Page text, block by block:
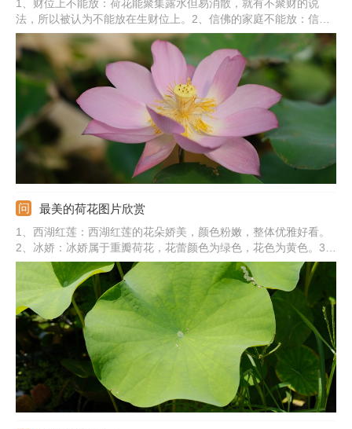
1、财位上不能放：荷花能聚集露水但易消散，就有不聚财的说
法，所以被认为不能放在生财位上。2、信佛的家庭不能放：信佛
的家庭对于荷花的象征意义比较看重，不愿意将养荷花在家中。
3、有老人的家庭不能放：有些老人认为荷花阴气重，白色的荷花
不吉利等，再加上荷花会使空气湿度增加，使人身体不适，所以不
想养在家里。
最美的荷花图片欣赏
1、西湖红莲：西湖红莲的花朵娇美，颜色粉嫩，整体优雅好看。
2、冰娇：冰娇属于重瓣荷花，花蕾颜色为绿色，花色为黄色。3、
小舞妃：小舞妃荷花为白里透红，花蕾呈长桃型。4、白莲：白莲
的花瓣为白色，花瓣相对更加细长。5、玉碗：玉碗花色洁白，带
有一点黄色和绿色。6、其他：还有青毛节、白雪公主、仙女散花
等。